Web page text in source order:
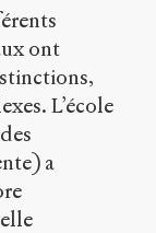
ont
L’école
a